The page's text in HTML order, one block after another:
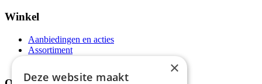
Winkel
Aanbiedingen en acties
Assortiment
×
Deze website maakt